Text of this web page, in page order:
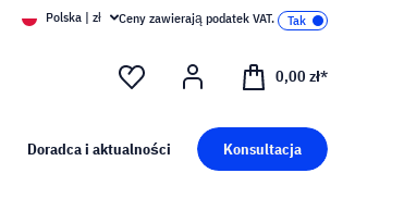
Polska | zł Ceny zawierają podatek VAT.
0,00 zł*
Doradca i aktualności Konsultacja